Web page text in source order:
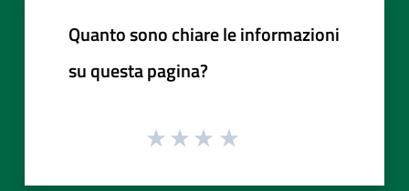
Quanto sono chiare le informazioni
su questa pagina?